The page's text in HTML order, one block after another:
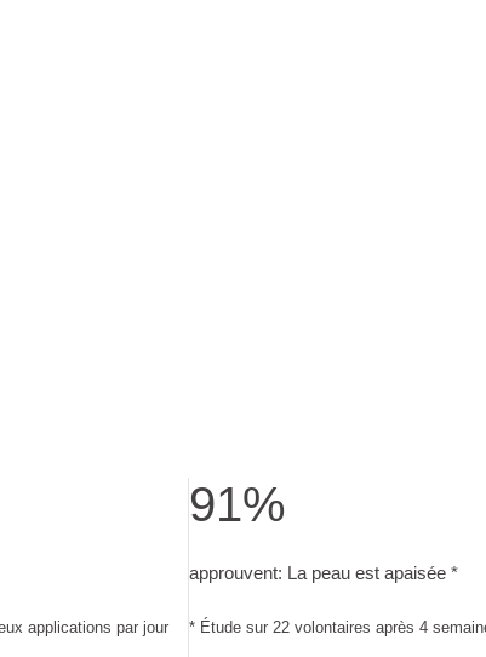
applications par jour
91%
approuvent: La peau est apaisée *
* Étude sur 22 volontaires après 4